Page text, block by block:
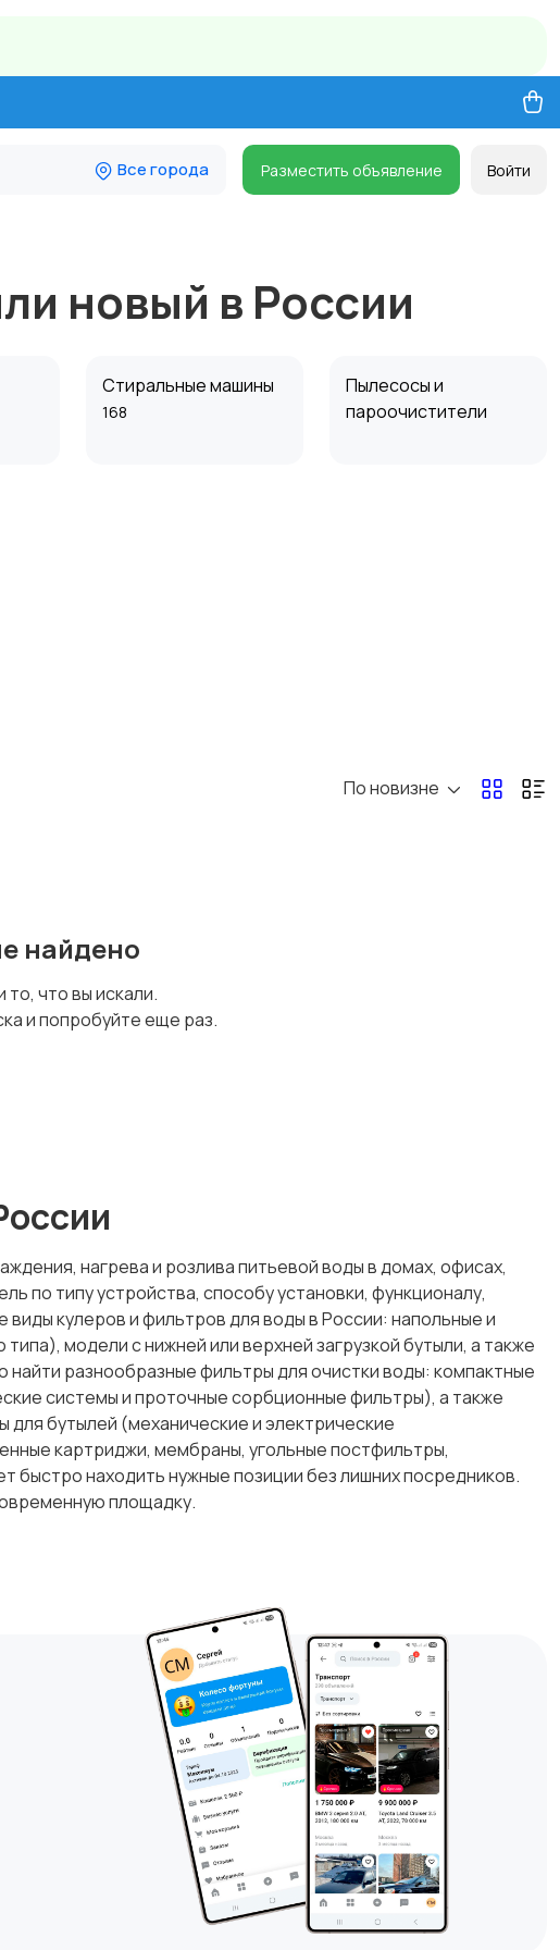
Все города Разместить объявление Войти
новый в России
Стиральные машины
168
Пылесосы и
пароочистители
По новизне
найдено
что вы искали.
и попробуйте еще раз.
нагрева и розлива питьевой воды в домах, офисах,
типу устройства, способу установки, функционалу,
кулеров и фильтров для воды в России: напольные и
модели с нижней или верхней загрузкой бутыли, а также
разнообразные фильтры для очистки воды: компактные
системы и проточные сорбционные фильтры), а также
для бутылей (механические и электрические
картриджи, мембраны, угольные постфильтры,
быстро находить нужные позиции без лишних посредников.
площадку.